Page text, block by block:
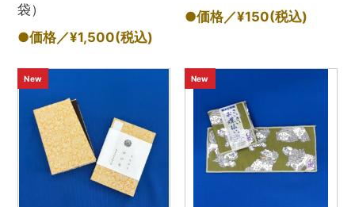
袋）
●価格／¥1,500(税込)
●価格／¥150(税込)
New New